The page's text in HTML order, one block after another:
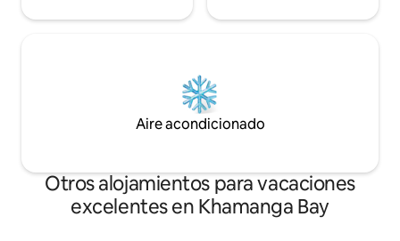
Aire acondicionado
Otros alojamientos para vacaciones
excelentes en Khamanga Bay